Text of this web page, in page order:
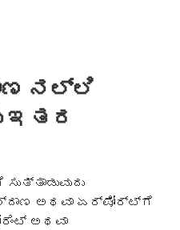
ನಲ್ಲಿ
ಇತರ
ಅಥವಾ ಏರ್‌ಪೋರ್ಟ್‌ಗೆ
ಅಥವಾ